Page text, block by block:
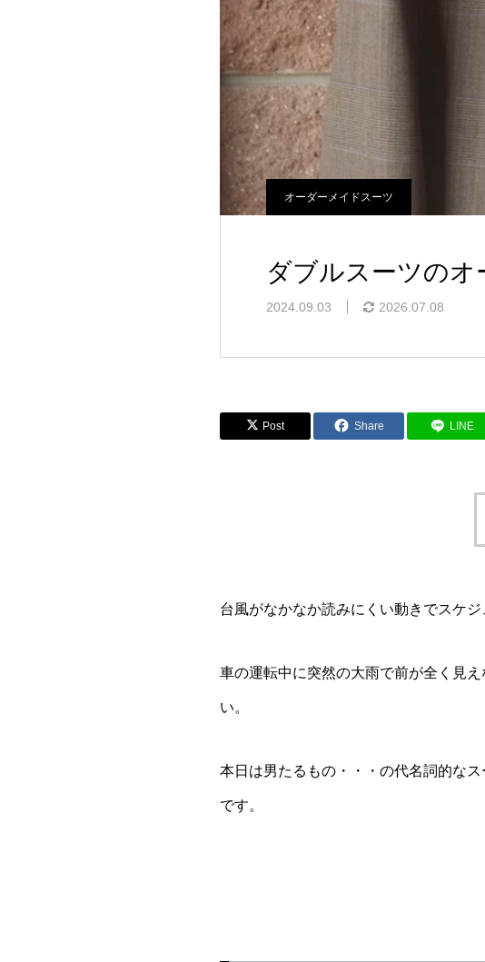
オーダーメイドスーツ
ダブルスーツの
2024.09.03 2026.07.08
Post Share LINE
台風がなかなか読みにくい動きでスケ
車の運転中に突然の大雨で前が全く見
い。
本日は男たるもの・・・の代名詞的な
です。